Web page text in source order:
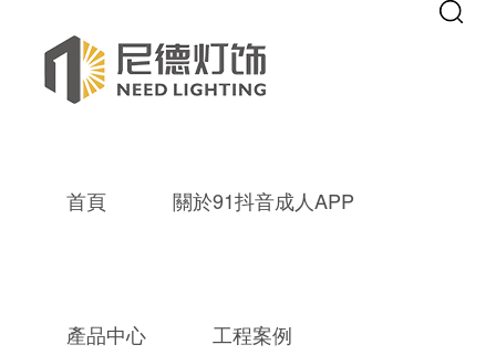
: mkdir(): No space left on device in
Warning : file_put_contents(./cachefile_yuan/septgame.com/cache/
91抖音成人APP,成品抖音短视频,
首頁 關於91抖音成人APP
產品中心 工程案例